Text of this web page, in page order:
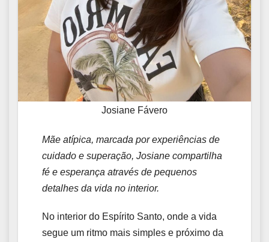
Josiane Fávero
Mãe atípica, marcada por experiências de
cuidado e superação, Josiane compartilha
fé e esperança através de pequenos
detalhes da vida no interior.
No interior do Espírito Santo, onde a vida
segue um ritmo mais simples e próximo da